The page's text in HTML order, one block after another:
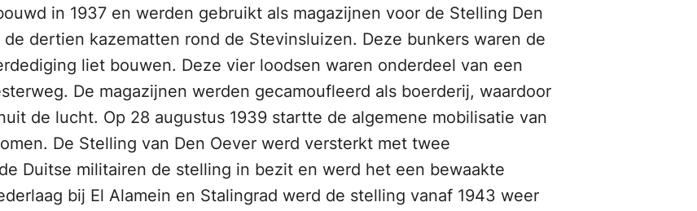
in 1937 en werden gebruikt als magazijnen voor de Stelling Den
dertien kazematten rond de Stevinsluizen. Deze bunkers waren de
liet bouwen. Deze vier loodsen waren onderdeel van een
De magazijnen werden gecamoufleerd als boerderij, waardoor
de lucht. Op 28 augustus 1939 startte de algemene mobilisatie van
De Stelling van Den Oever werd versterkt met twee
Duitse militairen de stelling in bezit en werd het een bewaakte
bij El Alamein en Stalingrad werd de stelling vanaf 1943 weer